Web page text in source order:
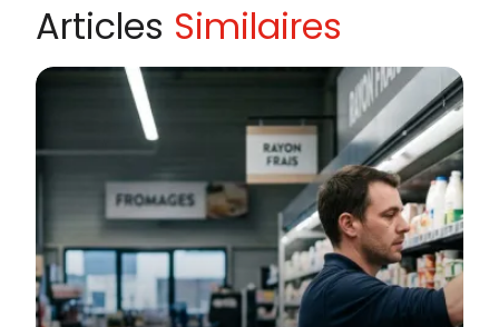
Articles Similaires